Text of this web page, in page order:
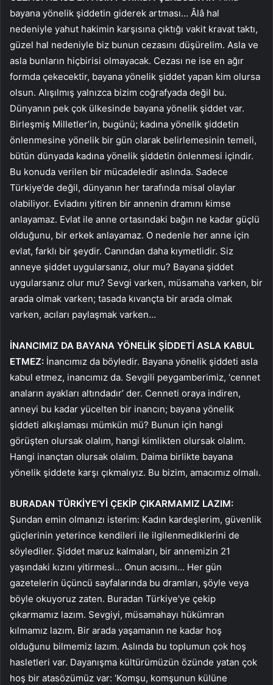
bayana yönelik şiddetin giderek artması… Âlâ hal
nedeniyle yahut hakimin karşısına çıktığı vakit kravat taktı,
güzel hal nedeniyle biz bunun cezasını düşürelim. Asla ve
asla bunların hiçbirisi olmayacak. Cezası ne ise en ağır
formda çekecektir, bayana yönelik şiddet yapan kim olursa
olsun. Alışılmış yalnızca bizim coğrafyada değil bu.
Dünyanın pek çok ülkesinde bayana yönelik şiddet var.
Birleşmiş Milletler’in, bugünü; kadına yönelik şiddetin
önlenmesine yönelik bir gün olarak belirlemesinin temeli,
bütün dünyada kadına yönelik şiddetin önlenmesi içindir.
Bu konuda verilen bir mücadeledir aslında. Sadece
Türkiye’de değil, dünyanın her tarafında misal olaylar
olabiliyor. Evladını yitiren bir annenin dramını kimse
anlayamaz. Evlat ile anne ortasındaki bağın ne kadar güçlü
olduğunu, bir erkek anlayamaz. O nedenle her anne için
evlat, farklı bir şeydir. Canından daha kıymetlidir. Siz
anneye şiddet uygularsanız, olur mu? Bayana şiddet
uygularsanız olur mu? Sevgi varken, müsamaha varken, bir
arada olmak varken; tasada kıvançta bir arada olmak
varken, acıları paylaşmak varken…
İNANCIMIZ DA BAYANA YÖNELİK ŞİDDETİ ASLA KABUL
ETMEZ: İnancımız da böyledir. Bayana yönelik şiddeti asla
kabul etmez, inancımız da. Sevgili peygamberimiz, ‘cennet
anaların ayakları altındadır’ der. Cenneti oraya indiren,
anneyi bu kadar yücelten bir inancın; bayana yönelik
şiddeti alkışlaması mümkün mü? Bunun için hangi
görüşten olursak olalım, hangi kimlikten olursak olalım.
Hangi inançtan olursak olalım. Daima birlikte bayana
yönelik şiddete karşı çıkmalıyız. Bu bizim, amacımız olmalı.
BURADAN TÜRKİYE’Yİ ÇEKİP ÇIKARMAMIZ LAZIM:
Şundan emin olmanızı isterim: Kadın kardeşlerim, güvenlik
güçlerinin yeterince kendileri ile ilgilenmediklerini de
söylediler. Şiddet maruz kalmaları, bir annemizin 21
yaşındaki kızını yitirmesi… Onun acısını… Her gün
gazetelerin üçüncü sayfalarında bu dramları, şöyle veya
böyle okuyoruz zaten. Buradan Türkiye’ye çekip
çıkarmamız lazım. Sevgiyi, müsamahayı hükümran
kılmamız lazım. Bir arada yaşamanın ne kadar hoş
olduğunu bilmemiz lazım. Aslında bu toplumun çok hoş
hasletleri var. Dayanışma kültürümüzün özünde yatan çok
hoş bir atasözümüz var: ‘Komşu, komşunun külüne